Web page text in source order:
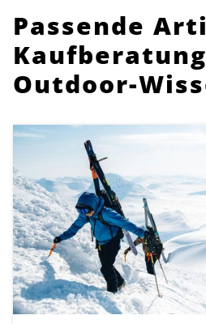
Passende
Outdoor-